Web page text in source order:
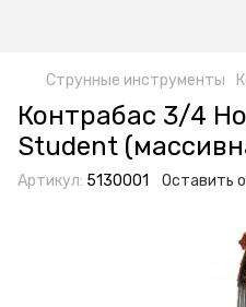
Струнные инструменты
Контрабас 3/4
Student
Артикул: 5130001 Оставить